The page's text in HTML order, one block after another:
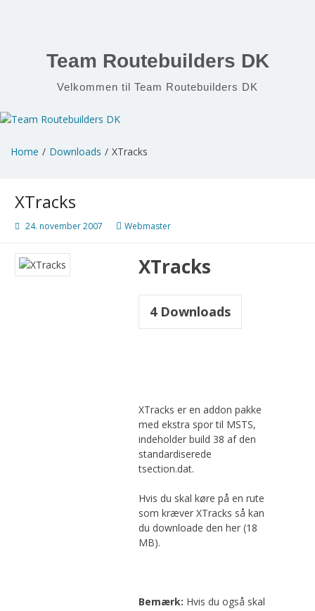
Team Routebuilders DK
Velkommen til Team Routebuilders DK
Home Downloads XTracks
XTracks
24. november 2007 Webmaster
XTracks
4Downloads
XTracks er en addon pakke
med ekstra spor til MSTS,
indeholder build 38 af den
standardiserede
tsection.dat.
Hvis du skal køre på en rute
som kræver XTracks så kan
du downloade den her (18
MB).
Bemærk: Hvis du også skal